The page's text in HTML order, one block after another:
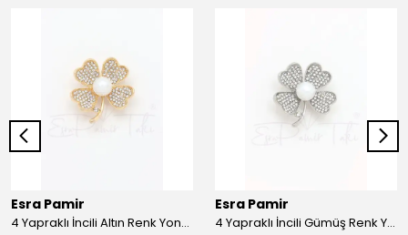
Esra Pamir
4 Yapraklı İncili Altın Renk Yonca Broş
Esra Pamir
4 Yapraklı İncili Gümüş Renk Yonca Broş